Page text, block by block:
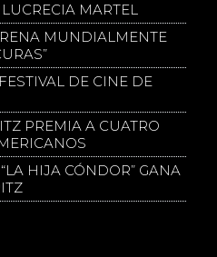
MARTEL
MUNDIALMENTE
DE CINE DE
PREMIA A CUATRO
HIJA CÓNDOR” GANA